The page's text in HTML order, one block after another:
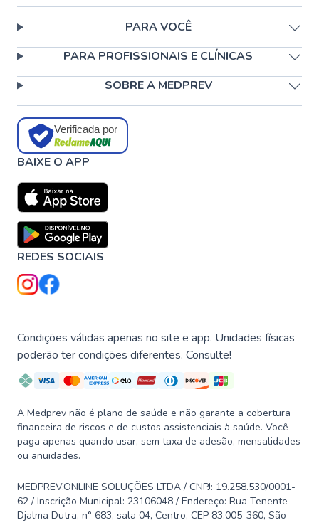
PARA VOCÊ
PARA PROFISSIONAIS E CLÍNICAS
SOBRE A MEDPREV
Verificada por
BAIXE O APP
REDES SOCIAIS
Condições válidas apenas no site e app. Unidades físicas
poderão ter condições diferentes. Consulte!
A Medprev não é plano de saúde e não garante a cobertura
financeira de riscos e de custos assistenciais à saúde. Você
paga apenas quando usar, sem taxa de adesão, mensalidades
ou anuidades.
MEDPREV.ONLINE SOLUÇÕES LTDA / CNPJ: 19.258.530/0001-
62 / Inscrição Municipal: 23106048 / Endereço: Rua Tenente
Djalma Dutra, n° 683, sala 04, Centro, CEP 83.005-360, São